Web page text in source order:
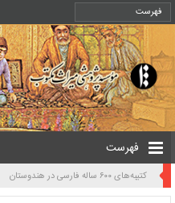
فهرست
کتیبه‌های ۶۰۰ ساله فارسی در هندوستان